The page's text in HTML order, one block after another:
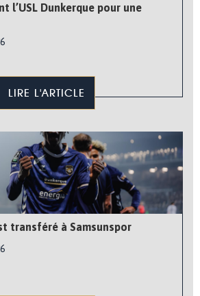
l’USL Dunkerque pour une
LIRE L'ARTICLE
transféré à Samsunspor